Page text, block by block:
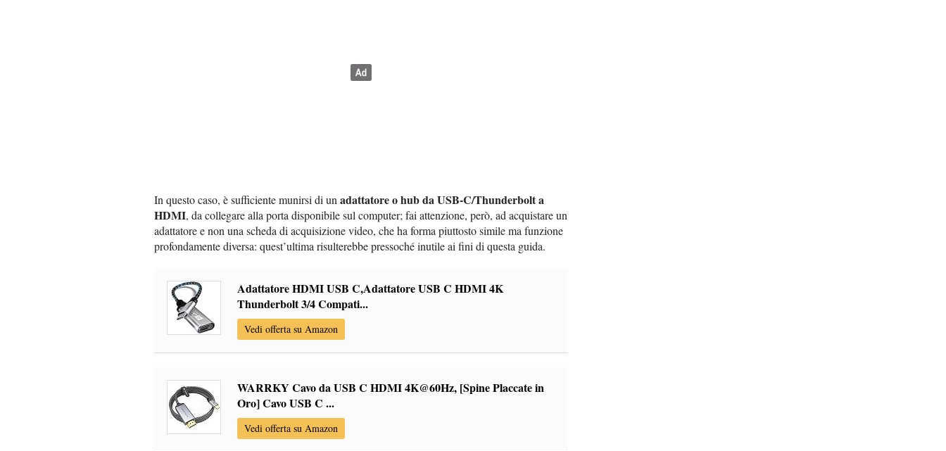
In questo caso, è sufficiente munirsi di unadattatore o hub da USB-C/Thunderbolt a
HDMI, da collegare alla porta disponibile sul computer; fai attenzione, però, ad acquistare un
adattatore e non una scheda di acquisizione video, che ha forma piuttosto simile ma funzione
profondamente diversa: quest’ultima risulterebbe pressoché inutile ai fini di questa guida.
Adattatore HDMI USB C,Adattatore USB C HDMI 4K
Thunderbolt 3/4 Compati...
Vedi offerta su Amazon
WARRKY Cavo da USB C HDMI 4K@60Hz, [Spine Placcate in
Oro] Cavo USB C ...
Vedi offerta su Amazon